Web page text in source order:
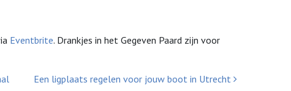
Eventbrite. Drankjes in het Gegeven Paard zijn voor
Een ligplaats regelen voor jouw boot in Utrecht